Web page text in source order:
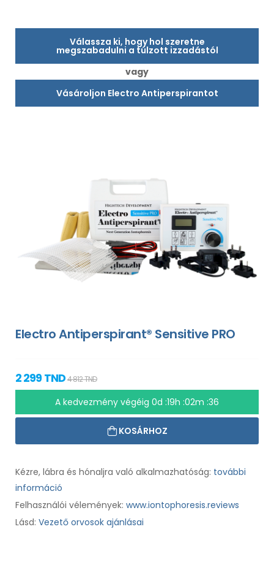
Válassza ki, hogy hol szeretne
megszabadulni a túlzott izzadástól
vagy
Vásároljon Electro Antiperspirantot
Electro Antiperspirant® Sensitive PRO
2 299 TND4 812 TND
A kedvezmény végéig0d :19h :02m :35
KOSÁRHOZ
Kézre, lábra és hónaljra való alkalmazhatóság: további
információ
Felhasználói vélemények: www.iontophoresis.reviews
Lásd: Vezető orvosok ajánlásai